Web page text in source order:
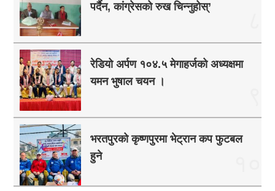
पर्दैन, कांग्रेसको रुख चिन्नुहोस्’
रेडियो अर्पण १०४.५ मेगाहर्जको अध्यक्षमा
यमन भुषाल चयन ।
भरतपुरको कृष्णपुरमा भेट्रान कप फुटबल
हुने